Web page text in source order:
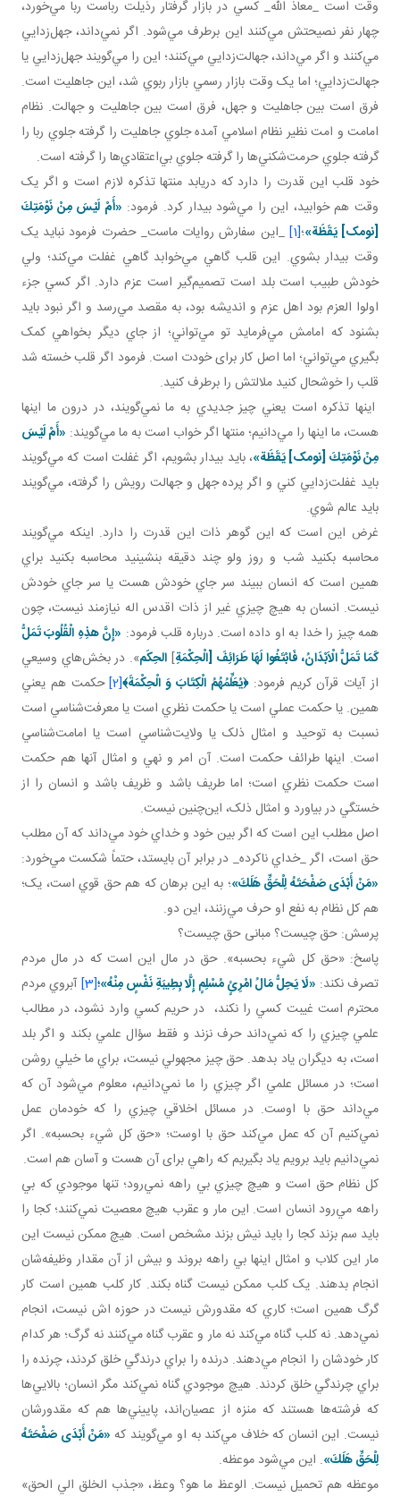
وقت است _معاذ الله_ کسي در بازار گرفتار رذيلت رباست ربا مي‌خورد،
چهار نفر نصيحتش مي‌کنند اين برطرف مي‌شود. اگر نمي‌داند، جهل‌زدايي
مي‌کنند و اگر مي‌داند، جهالت‌زدايي مي‌کنند؛ اين را مي‌گويند جهل‌زدايي يا
جهالت‌زدايي؛ اما يک وقت بازار رسمي بازار ربوي شد، اين جاهليت است.
فرق است بين جاهليت و جهل، فرق است بين جاهليت و جهالت. نظام
امامت و امت نظير نظام اسلامي آمده جلوي جاهليت را گرفته جلوي ربا را
گرفته جلوي حرمت‌شکني‌ها را گرفته جلوي بي‌اعتقادي‌ها را گرفته است.
خود قلب اين قدرت را دارد که دريابد منتها تذکره لازم است و اگر يک
وقت هم خوابيد، اين را مي‌شود بيدار کرد. فرمود: «أَمْ لَيْسَ مِنْ نَوْمَتِكَ‏
[نومک] يَقَظَة»؛[1] _اين سفارش روايات ماست_ حضرت فرمود نبايد يک
وقت بيدار بشوي. اين قلب گاهي مي‌خوابد گاهي غفلت مي‌کند؛ ولي
خودش طبيب است بلد است تصميم‌گير است عزم دارد. اگر کسي جزء
اولوا العزم بود اهل عزم و انديشه بود، به مقصد مي‌رسد و اگر نبود بايد
بشنود که امامش مي‌فرمايد تو مي‌تواني؛ از جاي ديگر بخواهي کمک
بگيري مي‌تواني؛ اما اصل کار برای خودت است. فرمود اگر قلب خسته شد
قلب را خوشحال کنيد ملالتش را برطرف کنيد.
اينها تذکره است يعني چيز جديدي به ما نمي‌گويند، در درون ما اينها
هست، ما اينها را مي‌دانيم؛ منتها اگر خواب است به ما مي‌گويند: «أَمْ لَيْسَ
مِنْ نَوْمَتِكَ‏ [نومک] يَقَظَة»، بايد بيدار بشويم، اگر غفلت است که مي‌گويند
بايد غفلت‌زدايي کني و اگر پرده جهل و جهالت رويش را گرفته، مي‌گويند
بايد عالم شوي.
غرض اين است که اين گوهر ذات اين قدرت را دارد. اينکه مي‌گويند
محاسبه بکنيد شب و روز ولو چند دقيقه بنشينيد محاسبه بکنيد براي
همين است که انسان ببيند سر جاي خودش هست يا سر جاي خودش
نيست. انسان به هيچ چيزي غير از ذات اقدس اله نيازمند نيست، چون
همه چيز را خدا به او داده است. درباره قلب فرمود: «إِنَّ هذِهِ الْقُلُوبَ تَمَلُّ
كَمَا تَمَلُّ الْاَبْدَانُ، فَابْتَغُوا لَهَا طَرَائِفَ [الْحِكْمَةِ] الحِکَم». در بخش‌هاي وسيعي
از آيات قرآن کريم فرمود:﴿يُعَلِّمُهُمُ الْكِتَابَ وَ الْحِكْمَةَ﴾[2]
حکمت هم يعني
همين. يا حکمت عملي است يا حکمت نظري است يا معرفت‌شناسي است
نسبت به توحيد و امثال ذلک يا ولايت‌شناسي است يا امامت‌شناسي
است. اينها طرائف حکمت است. آن امر و نهي و امثال آنها هم حکمت
است حکمت نظري است؛ اما طريف باشد و ظريف باشد و انسان را از
خستگي در بياورد و امثال ذلک، اين‌چنين نيست.
اصل مطلب اين است که اگر بين خود و خداي خود مي‌داند که آن مطلب
حق است، اگر _خداي ناکرده_ در برابر آن بايستد، حتماً شکست مي‌خورد:
«مَنْ أَبْدَى صَفْحَتَهُ لِلْحَقِّ هَلَكَ»؛ به اين برهان که هم حق قوي است، يک؛
هم کل نظام به نفع او حرف مي‌زنند، اين دو.
پرسش: حق چيست؟ مبانی حق چيست؟
پاسخ: «حق کل شيء بحسبه». حق در مال اين است که در مال مردم
تصرف نکند: «لَا يَحِلُّ مَالُ امْرِئٍ مُسْلِمٍ إِلَّا بِطِيبَةِ نَفْسٍ مِنْهُ»؛[3]
آبروي مردم
محترم است غيبت کسي را نکند، در حريم کسي وارد نشود، در مطالب
علمي چيزي را که نمي‌داند حرف نزند و فقط سؤال علمي بکند و اگر بلد
است، به ديگران ياد بدهد. حق چيز مجهولي نيست، براي ما خيلي روشن
است؛ در مسائل علمي اگر چيزي را ما نمي‌دانيم، معلوم مي‌شود آن که
مي‌داند حق با اوست. در مسائل اخلاقي چيزي را که خودمان عمل
نمي‌کنيم آن که عمل مي‌کند حق با اوست؛ «حق کل شيء بحسبه». اگر
نمي‌دانيم بايد برويم ياد بگيريم که راهي برای آن هست و آسان‌ هم است.
کل نظام حق است و هيچ چيزي بي راهه نمي‌رود؛ تنها موجودي که بي
راهه مي‌رود انسان است. اين مار و عقرب هيچ معصيت نمي‌کنند؛ کجا را
بايد سم بزند کجا را بايد نيش بزند مشخص است. هيچ ممکن نيست اين
مار اين کلاب و امثال اينها بي راهه بروند و بيش از آن مقدار وظيفه‌شان
انجام بدهند. يک کلب ممکن نيست گناه بکند. کار کلب همين است کار
گرگ همين است؛ کاري که مقدورش نيست در حوزه اش نيست، انجام
نمي‌دهد. نه کلب گناه مي‌کند نه مار و عقرب گناه مي‌کنند نه گرگ؛ هر کدام
کار خودشان را انجام مي‌دهند. درنده را براي درندگي خلق کردند، چرنده را
براي چرندگي خلق کردند. هيچ موجودي گناه نمي‌کند مگر انسان؛ بالايي‌ها
که فرشته‌ها هستند که منزه از عصيان‌اند، پاييني‌ها هم که مقدورشان
نيست. اين انسان که خلاف مي‌کند به او مي‌گويند که «مَنْ أَبْدَى صَفْحَتَهُ
لِلْحَقِّ هَلَكَ». اين مي‌شود موعظه.
موعظه هم تحميل نيست. الوعظ ما هو؟ وعظ، «جذب الخلق الي الحق»